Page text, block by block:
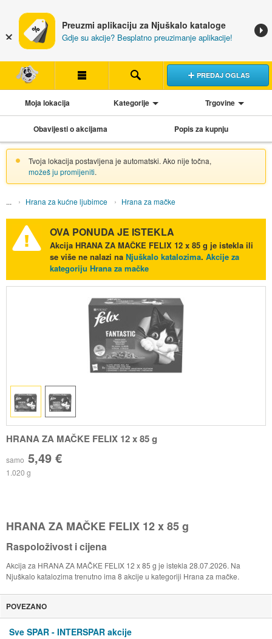
Preuzmi aplikaciju za Njuškalo kataloge
Gdje su akcije? Besplatno preuzimanje aplikacije!
PREDAJ OGLAS
Moja lokacija Kategorije Trgovine
Obavijesti o akcijama Popis za kupnju
Tvoja lokacija postavljena je automatski. Ako nije točna,
možeš ju promijeniti.
Hrana za kućne ljubimce Hrana za mačke
OVA PONUDA JE ISTEKLA
Akcija HRANA ZA MAČKE FELIX 12 x 85 g je istekla ili
se više ne nalazi na Njuškalo katalozima. Akcije za
kategoriju Hrana za mačke
HRANA ZA MAČKE FELIX 12 x 85 g
samo 5,49 €
1.020 g
HRANA ZA MAČKE FELIX 12 x 85 g
Raspoloživost i cijena
Akcija za HRANA ZA MAČKE FELIX 12 x 85 g je istekla 28.07.2026. Na
Njuškalo katalozima trenutno ima 8 akcije u kategoriji Hrana za mačke.
POVEZANO
Sve SPAR - INTERSPAR akcije